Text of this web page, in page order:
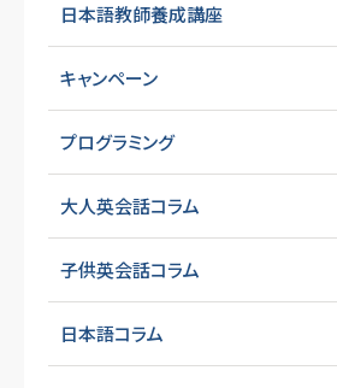
日本語教師養成講座
キャンペーン
プログラミング
大人英会話コラム
子供英会話コラム
日本語コラム